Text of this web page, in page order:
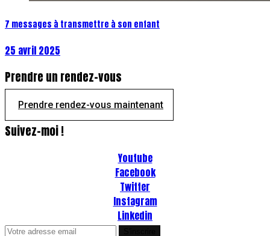
7 messages à transmettre à son enfant
25 avril 2025
Prendre un rendez-vous
Prendre rendez-vous maintenant
Suivez-moi !
Youtube
Facebook
Twitter
Instagram
Linkedin